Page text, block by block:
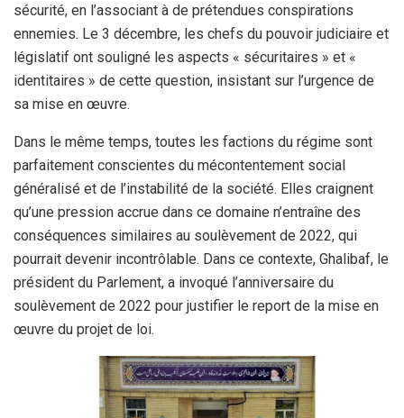
sécurité, en l’associant à de prétendues conspirations
ennemies. Le 3 décembre, les chefs du pouvoir judiciaire et
législatif ont souligné les aspects « sécuritaires » et «
identitaires » de cette question, insistant sur l’urgence de
sa mise en œuvre.
Dans le même temps, toutes les factions du régime sont
parfaitement conscientes du mécontentement social
généralisé et de l’instabilité de la société. Elles craignent
qu’une pression accrue dans ce domaine n’entraîne des
conséquences similaires au soulèvement de 2022, qui
pourrait devenir incontrôlable. Dans ce contexte, Ghalibaf, le
président du Parlement, a invoqué l’anniversaire du
soulèvement de 2022 pour justifier le report de la mise en
œuvre du projet de loi.